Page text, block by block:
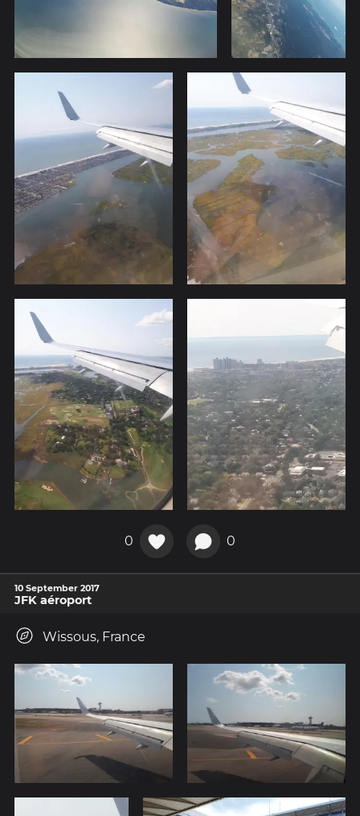
0 0
10 September 2017
JFK aéroport
Wissous, France